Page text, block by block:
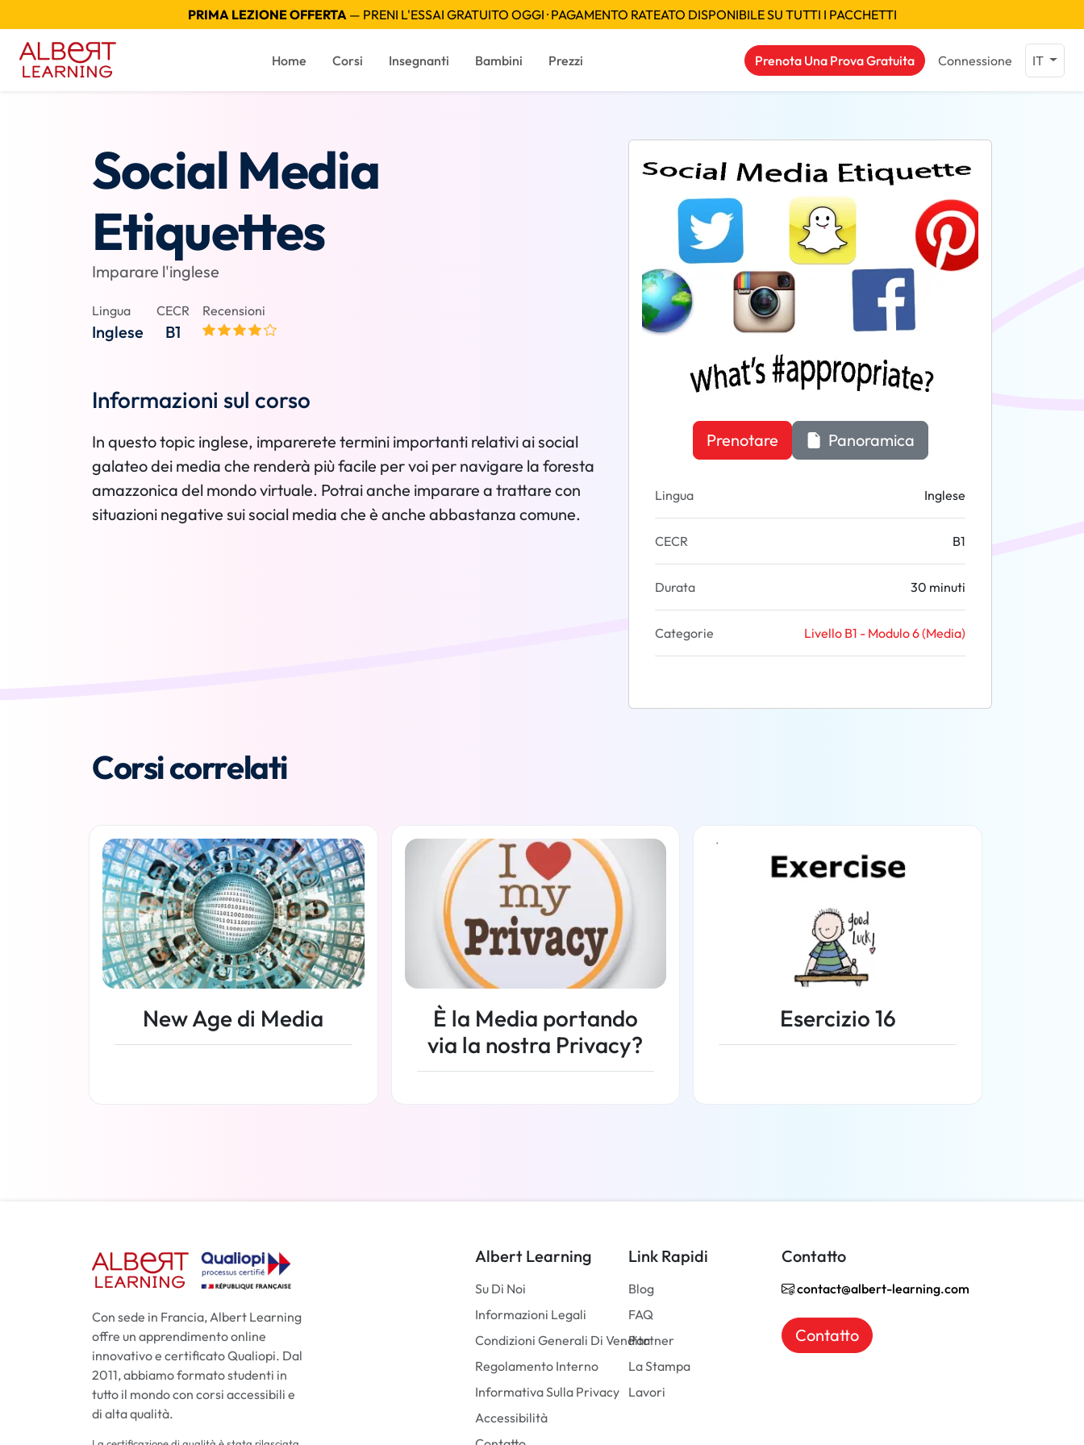
PRIMA LEZIONE OFFERTA— PRENI L'ESSAI GRATUITO OGGI · PAGAMENTO RATEATO DISPONIBILE SU TUTTI I PACCHETTI
Home Corsi Insegnanti Bambini Prezzi Prenota Una Prova Gratuita Connessione IT
Social Media
Etiquettes
Imparare l'inglese
Lingua
Inglese
CECR
B1
Recensioni
Informazioni sul corso
In questo topic inglese, imparerete termini importanti relativi ai social
galateo dei media che renderà più facile per voi per navigare la foresta
amazzonica del mondo virtuale. Potrai anche imparare a trattare con
situazioni negative sui social media che è anche abbastanza comune.
Prenotare Panoramica
Lingua Inglese
CECR B1
Durata 30 minuti
Categorie Livello B1 - Modulo 6 (Media)
Corsi correlati
New Age di Media
È la Media portando
via la nostra Privacy?
Esercizio 16
Con sede in Francia, Albert Learning
offre un apprendimento online
innovativo e certificato Qualiopi. Dal
2011, abbiamo formato studenti in
tutto il mondo con corsi accessibili e
di alta qualità.
Albert Learning
Su Di Noi
Informazioni Legali
Condizioni Generali Di Vendita
Regolamento Interno
Informativa Sulla Privacy
Accessibilità
Link Rapidi
Blog
FAQ
Partner
La Stampa
Lavori
Contatto
contact@albert-learning.com
Contatto